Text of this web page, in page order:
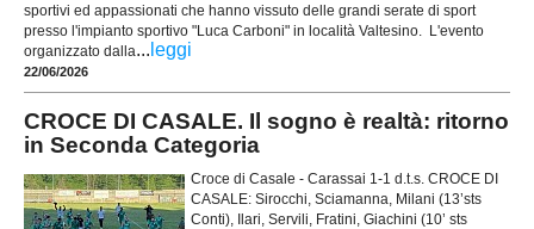
sportivi ed appassionati che hanno vissuto delle grandi serate di sport
presso l'impianto sportivo "Luca Carboni" in località Valtesino. L'evento
organizzato dalla... leggi
22/06/2026
CROCE DI CASALE. Il sogno è realtà: ritorno
in Seconda Categoria
Croce di Casale - Carassai 1-1 d.t.s. CROCE DI
CASALE: Sirocchi, Sciamanna, Milani (13’sts
Conti), Ilari, Servili, Fratini, Giachini (10’ sts